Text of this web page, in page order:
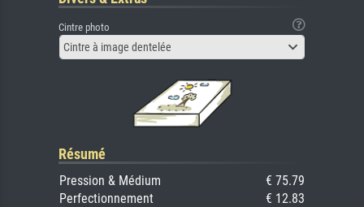
Cintre photo
Cintre à image dentelée
Résumé
Pression & Médium
€ 75.79
Perfectionnement
€ 12.83